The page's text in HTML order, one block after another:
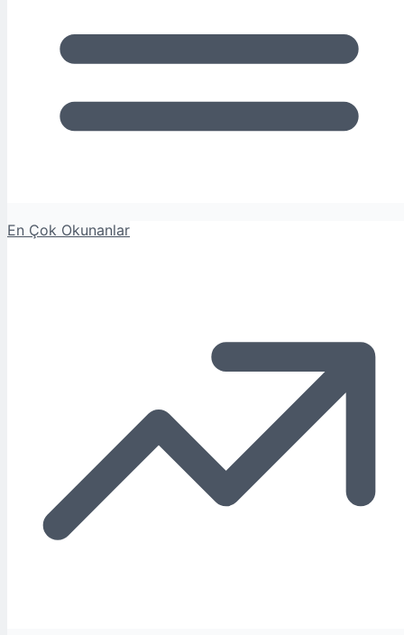
En Çok Okunanlar